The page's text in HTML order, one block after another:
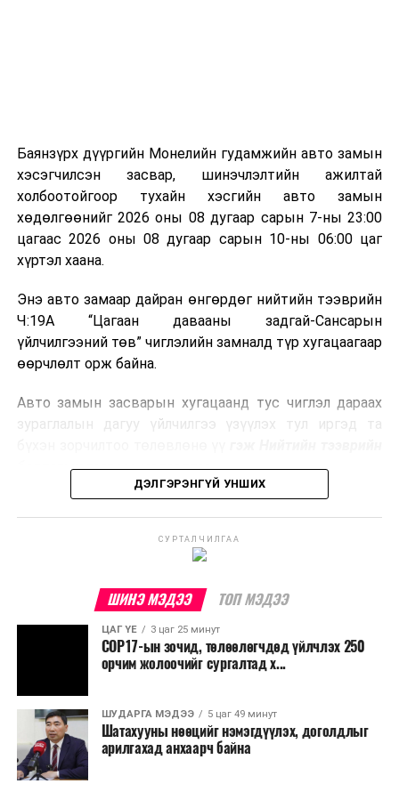
болон дулааны эрчим хүч үйлдвэрлэхэд ашиглаж
болдог. Зарим технологийн хувьд шаталтын дараа
үлдэх үнснээс фосфор зэрэг ашигт эрдсийг сэргээн
авах боломжтой аж.
байна. Тухайлбал, Германд лаг шатаах үйлдвэрээс
гарсан үнснээс фосфор сэргээн авах технологи
ашигладаг бол Нидерландад төвлөрсөн лаг
боловсруулах үйлдвэрүүдээр дулаан, цахилгаан
Ийнхүү лаг хатаах, шатаах технологийг лагийн
улсад өргөн ашиглаж байна.
Баянзүрх дүүргийн Монелийн гудамжийн авто замын
хэсэгчилсэн засвар, шинэчлэлтийн ажилтай
холбоотойгоор тухайн хэсгийн авто замын
хөдөлгөөнийг 2026 оны 08 дугаар сарын 7-ны 23:00
цагаас 2026 оны 08 дугаар сарын 10-ны 06:00 цаг
хүртэл хаана.
Энэ авто замаар дайран өнгөрдөг нийтийн тээврийн
Ч:19А “Цагаан давааны задгай-Сансарын
үйлчилгээний төв” чиглэлийн замналд түр хугацаагаар
өөрчлөлт орж байна.
Авто замын засварын хугацаанд тус чиглэл дараах
зураглалын дагуу үйлчилгээ үзүүлэх тул иргэд та
бодлогын газраас мэдээллээ.
ДЭЛГЭРЭНГҮЙ УНШИХ
СУРТАЛЧИЛГАА
ШИНЭ МЭДЭЭ ТОП МЭДЭЭ
ЦАГ ҮЕ 3 цаг 25 минут
COP17-ын зочид, төлөөлөгчдөд үйлчлэх 250
орчим жолоочийг сургалтад х...
ШУДАРГА МЭДЭЭ 5 цаг 49 минут
Шатахууны нөөцийг нэмэгдүүлэх, доголдлыг
арилгахад анхаарч байна